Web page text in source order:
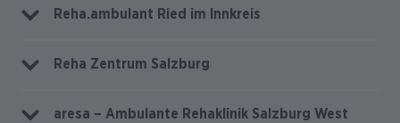
Reha.ambulant Ried im Innkreis
Reha Zentrum Salzburg
aresa – Ambulante Rehaklinik Salzburg West